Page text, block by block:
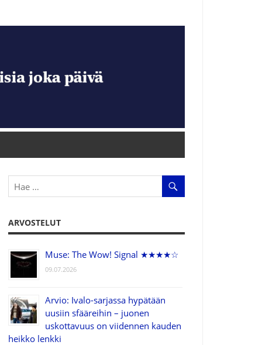
ARVOSTELUT
Muse: The Wow! Signal ★★★★☆
09.07.2026
Arvio: Ivalo-sarjassa hypätään
uusiin sfääreihin – juonen
uskottavuus on viidennen kauden
heikko lenkki